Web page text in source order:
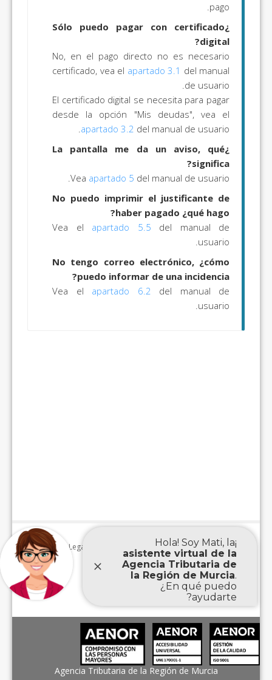
pago.
¿Sólo puedo pagar con certificado
digital?
No, en el pago directo no es necesario
certificado, vea el apartado 3.1 del manual
de usuario.
El certificado digital se necesita para pagar
desde la opción "Mis deudas", vea el
apartado 3.2 del manual de usuario.
¿La pantalla me da un aviso, qué
significa?
Vea apartado 5 del manual de usuario.
No puedo imprimir el justificante de
haber pagado ¿qué hago?
Vea el apartado 5.5 del manual de
usuario.
No tengo correo electrónico, ¿cómo
puedo informar de una incidencia?
Vea el apartado 6.2 del manual de
usuario.
Aviso Legal Accesibilidad Mapa Web|Protección de
datos personales
|
Agencia Tributaria de la Región de Murcia